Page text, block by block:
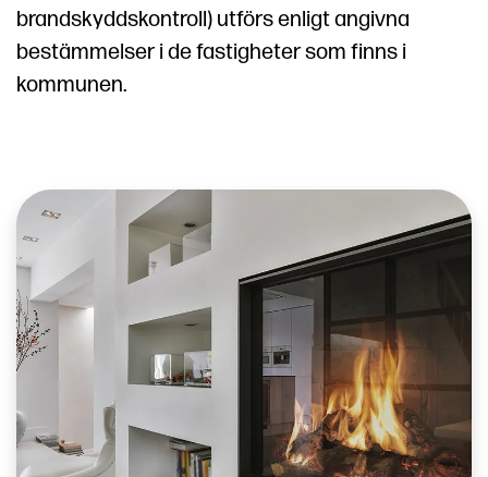
brandskyddskontroll) utförs enligt angivna
bestämmelser i de fastigheter som finns i
kommunen.